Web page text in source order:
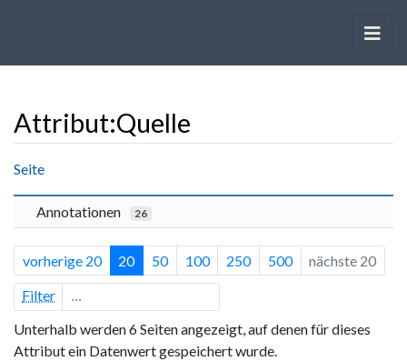
Attribut:Quelle
Wechseln zu:
Seite
Annotationen 26
vorherige 20 20 50 100 250 500 nächste 20
Filter
Unterhalb werden 6 Seiten angezeigt, auf denen für dieses
Attribut ein Datenwert gespeichert wurde.